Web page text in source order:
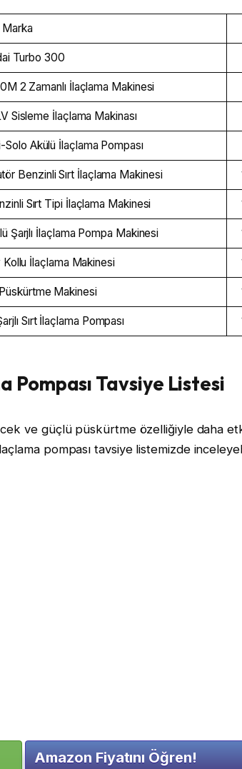
Marka
Turbo 300
2 Zamanlı İlaçlama Makinesi
Sisleme İlaçlama Makinası
Akülü İlaçlama Pompası
Benzinli Sırt İlaçlama Makinesi
Sırt Tipi İlaçlama Makinesi
Şarjlı İlaçlama Pompa Makinesi
İlaçlama Makinesi
Makinesi
Sırt İlaçlama Pompası
Pompası Tavsiye Listesi
ve güçlü püskürtme özelliğiyle daha
pompası tavsiye listemizde
Amazon Fiyatını Öğren!